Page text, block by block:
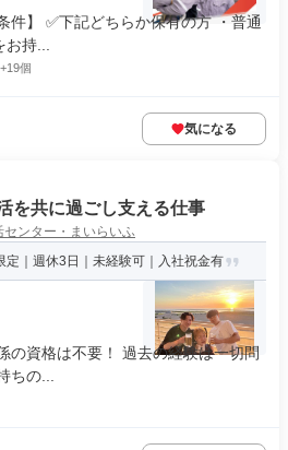
件】 ✅下記どちらか保有の方 ・普通
持...
+19個
気になる
を共に過ごし支える仕事
ンター・まいらいふ
定｜週休3日｜未経験可｜入社祝金有
の資格は不要！ 過去の経験は一切問
ちの...